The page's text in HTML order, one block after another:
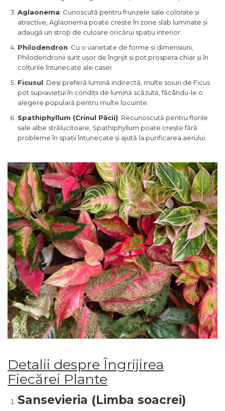
Aglaonema: Cunoscută pentru frunzele sale colorate și
atractive, Aglaonema poate crește în zone slab luminate și
adaugă un strop de culoare oricărui spațiu interior.
Philodendron: Cu o varietate de forme și dimensiuni,
Philodendronii sunt ușor de îngrijit și pot prospera chiar și în
colțurile întunecate ale casei.
Ficusul: Deși preferă lumină indirectă, multe soiuri de Ficus
pot supraviețui în condiții de lumină scăzută, făcându-le o
alegere populară pentru multe locuințe.
Spathiphyllum (Crinul Păcii): Recunoscută pentru florile
sale albe strălucitoare, Spathiphyllum poate crește fără
probleme în spații întunecate și ajută la purificarea aerului.
Detalii despre Îngrijirea
Fiecărei Plante
Sansevieria (Limba soacrei)